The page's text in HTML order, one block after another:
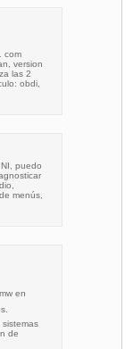
com
version
las 2
obdi,
puedo
menús,
en
de